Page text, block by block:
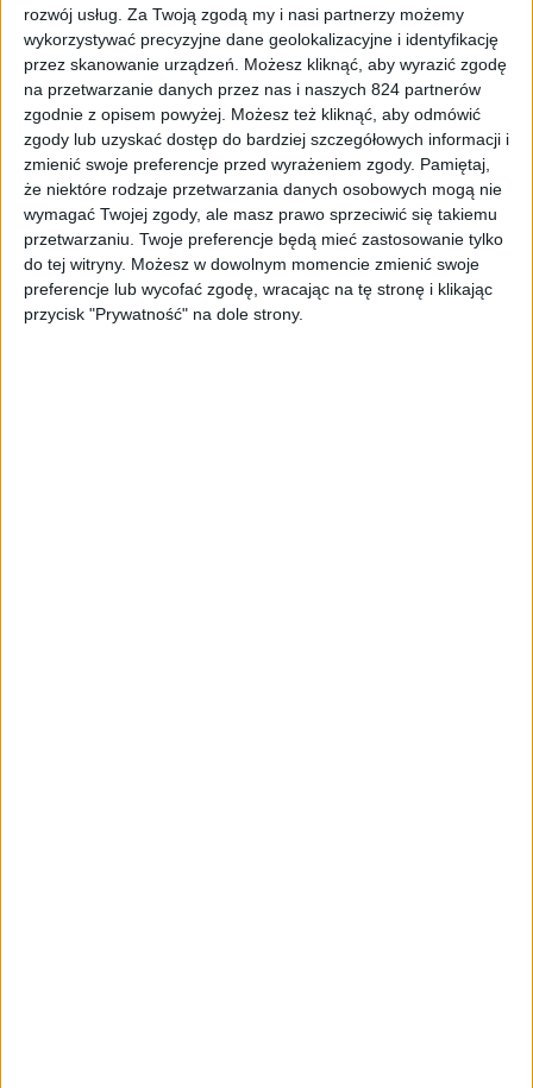
rozwój usług. Za Twoją zgodą my i nasi partnerzy możemy
wykorzystywać precyzyjne dane geolokalizacyjne i identyfikację
przez skanowanie urządzeń. Możesz kliknąć, aby wyrazić zgodę
na przetwarzanie danych przez nas i naszych 824 partnerów
zgodnie z opisem powyżej. Możesz też kliknąć, aby odmówić
zgody lub uzyskać dostęp do bardziej szczegółowych informacji i
zmienić swoje preferencje przed wyrażeniem zgody. Pamiętaj,
że niektóre rodzaje przetwarzania danych osobowych mogą nie
wymagać Twojej zgody, ale masz prawo sprzeciwić się takiemu
przetwarzaniu. Twoje preferencje będą mieć zastosowanie tylko
do tej witryny. Możesz w dowolnym momencie zmienić swoje
preferencje lub wycofać zgodę, wracając na tę stronę i klikając
przycisk "Prywatność" na dole strony.
do wolniejszej sieci, np. przez 3G. Eliminuje to problem
ciągłego buforowania, gdy korzysta się ze słabej sieci.
Druga ciekawa funkcja to możliwość używania telefonu
jako pilota podczas oglądania filmów z Youtube na innym
ekranie. Ponadto program posiada teraz ten sam interfejs
użytkownika i funkcjonalność, niezależnie od tego czy
jest to Android 2.2 czy najnowszy 4.1.1 Jelly Bean.